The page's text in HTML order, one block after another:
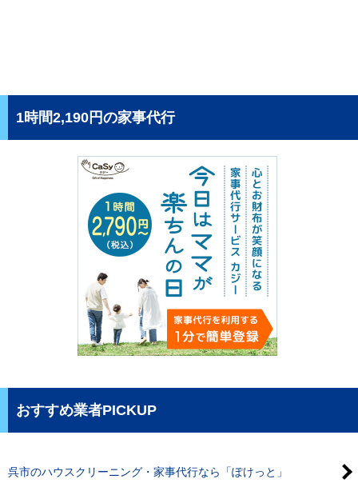
1時間2,190円の家事代行
おすすめ業者PICKUP
呉市のハウスクリーニング・家事代行なら「ぽけっと」